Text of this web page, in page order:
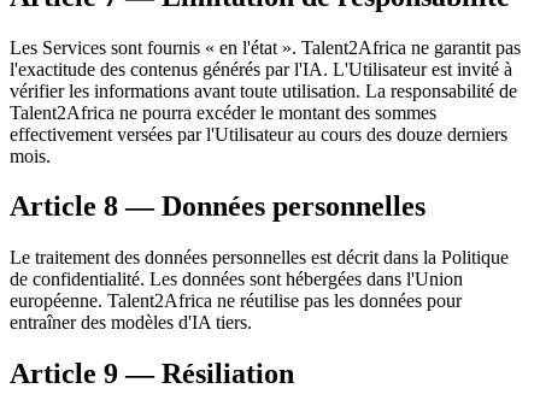
Les Services sont fournis « en l'état ». Talent2Africa ne garantit pas
l'exactitude des contenus générés par l'IA. L'Utilisateur est invité à
vérifier les informations avant toute utilisation. La responsabilité de
Talent2Africa ne pourra excéder le montant des sommes
effectivement versées par l'Utilisateur au cours des douze derniers
mois.
Article 8 — Données personnelles
Le traitement des données personnelles est décrit dans la Politique
de confidentialité. Les données sont hébergées dans l'Union
européenne. Talent2Africa ne réutilise pas les données pour
entraîner des modèles d'IA tiers.
Article 9 — Résiliation